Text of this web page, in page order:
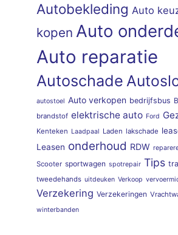
Autobekleding Auto
kopen Auto
Auto reparatie
Autoschade
autostoel Auto verkopen bedrijfsbus
brandstof elektrische auto Ford
Kenteken Laadpaal Laden lakschade
Leasen onderhoud RDW
Scooter sportwagen spotrepair Tips
tweedehands uitdeuken Verkoop
Verzekering Verzekeringen
winterbanden